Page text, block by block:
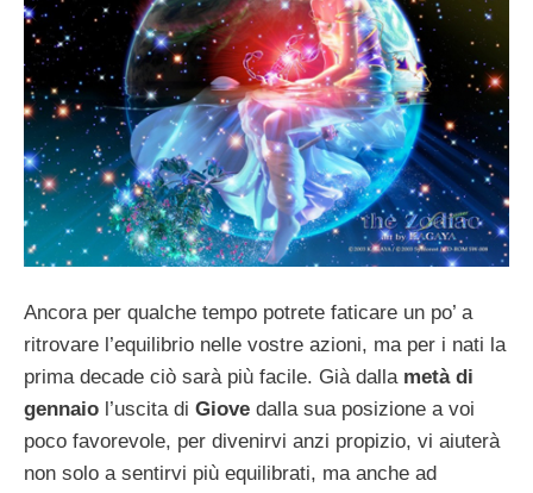
Ancora per qualche tempo potrete faticare un po’ a
ritrovare l’equilibrio nelle vostre azioni, ma per i nati la
prima decade ciò sarà più facile. Già dalla metà di
gennaio l’uscita di Giove dalla sua posizione a voi
poco favorevole, per divenirvi anzi propizio, vi aiuterà
non solo a sentirvi più equilibrati, ma anche ad